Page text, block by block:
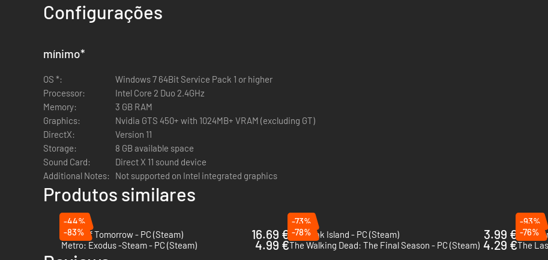
Configurações
mínimo*
OS *:
Windows 7 64Bit Service Pack 1 or higher
Processor:
Intel Core 2 Duo 2.4GHz
Memory:
3 GB RAM
Graphics:
Nvidia GTS 450+ with 1024MB+ VRAM (excluding GT)
DirectX:
Version 11
Storage:
8 GB available space
Sound Card:
Direct X 11 sound device
Additional Notes:
Not supported on Intel integrated graphics
Produtos similares
-44%
Tides of Tomorrow - PC (Steam)
16.69 €
-73%
Outbreak Island - PC (Steam)
3.99 €
-93%
Them
-83%
Metro: Exodus -Steam - PC (Steam)
4.99 €
-78%
The Walking Dead: The Final Season - PC (Steam) 4.29 €
-76%
The